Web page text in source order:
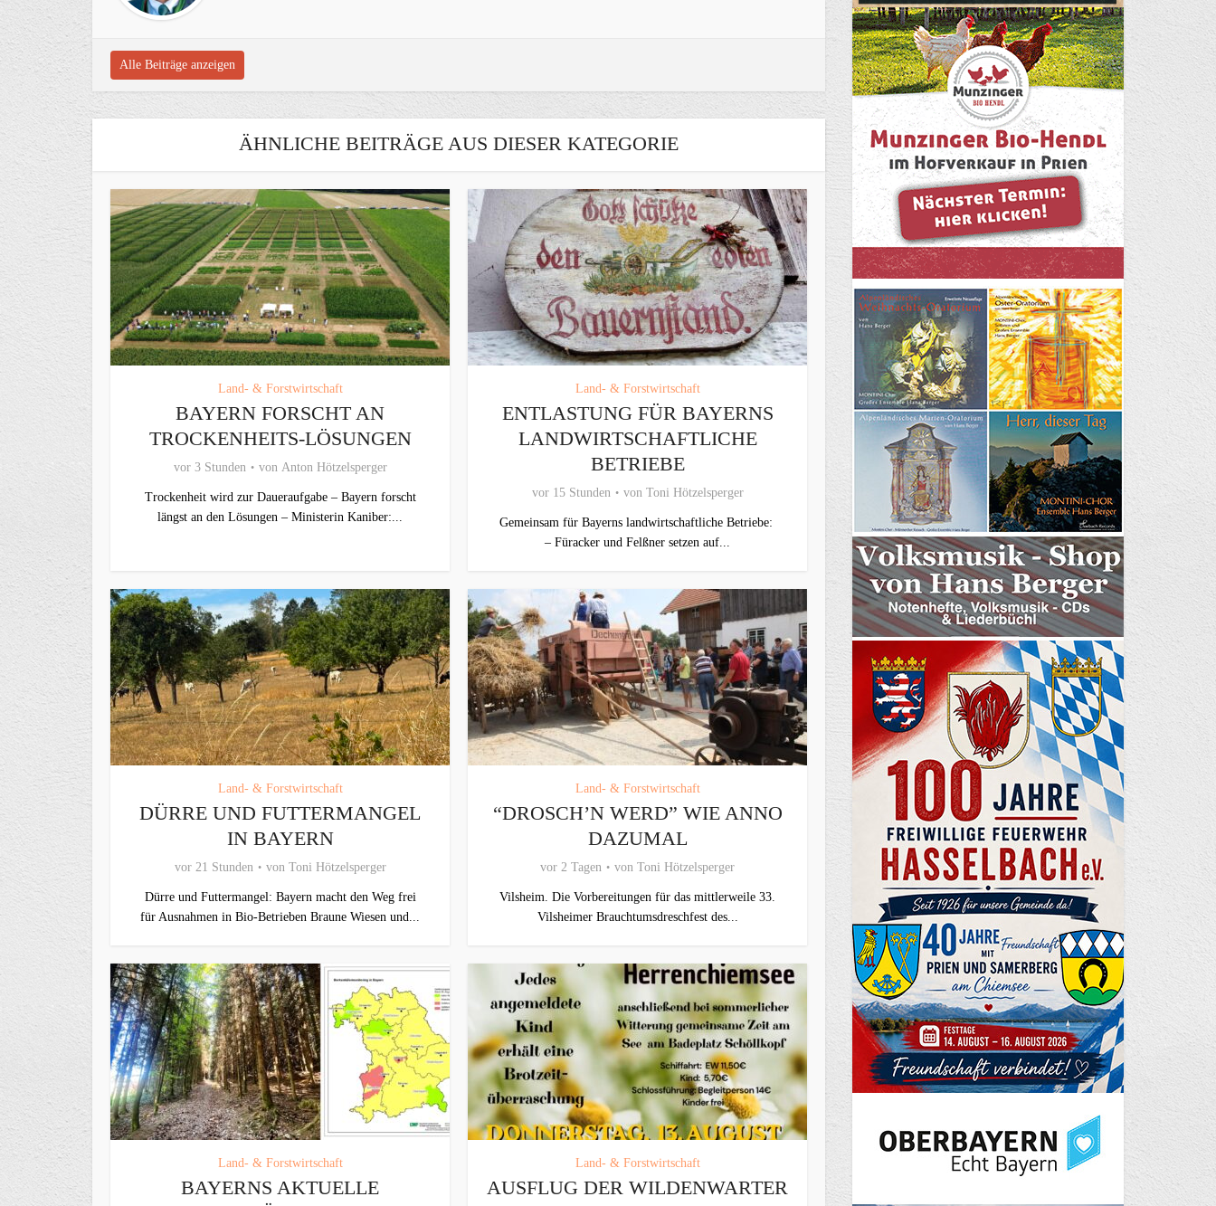
Alle Beiträge anzeigen
ÄHNLICHE BEITRÄGE AUS DIESER KATEGORIE
Land- & Forstwirtschaft
BAYERN FORSCHT AN
TROCKENHEITS-LÖSUNGEN
vor 3 Stunden von Anton Hötzelsperger
Trockenheit wird zur Daueraufgabe – Bayern forscht
längst an den Lösungen – Ministerin Kaniber:...
Land- & Forstwirtschaft
ENTLASTUNG FÜR BAYERNS
LANDWIRTSCHAFTLICHE
BETRIEBE
vor 15 Stunden von Toni Hötzelsperger
Gemeinsam für Bayerns landwirtschaftliche Betriebe:
– Füracker und Felßner setzen auf...
Land- & Forstwirtschaft
DÜRRE UND FUTTERMANGEL
IN BAYERN
vor 21 Stunden von Toni Hötzelsperger
Dürre und Futtermangel: Bayern macht den Weg frei
für Ausnahmen in Bio-Betrieben Braune Wiesen und...
Land- & Forstwirtschaft
“DROSCH’N WERD” WIE ANNO
DAZUMAL
vor 2 Tagen von Toni Hötzelsperger
Vilsheim. Die Vorbereitungen für das mittlerweile 33.
Vilsheimer Brauchtumsdreschfest des...
Land- & Forstwirtschaft
BAYERNS AKTUELLE
Land- & Forstwirtschaft
AUSFLUG DER WILDENWARTER